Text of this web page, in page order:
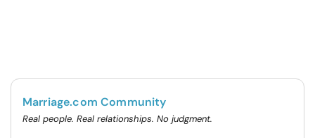
Marriage.com Community
Real people. Real relationships. No judgment.